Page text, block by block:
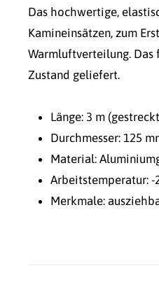
Das hochwertige,
Kamineinsätzen, zum
Warmluftverteilung. Das
Zustand geliefert.
Länge: 3 m
Durchmesser: 125
Material:
Arbeitstemperatur: -
Merkmale: